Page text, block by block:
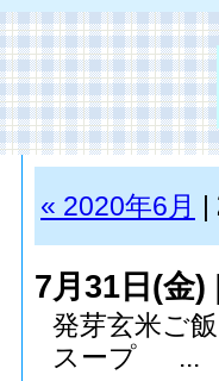
« 2020年6月
7月31日(金)
発芽玄米ご
スープ ...